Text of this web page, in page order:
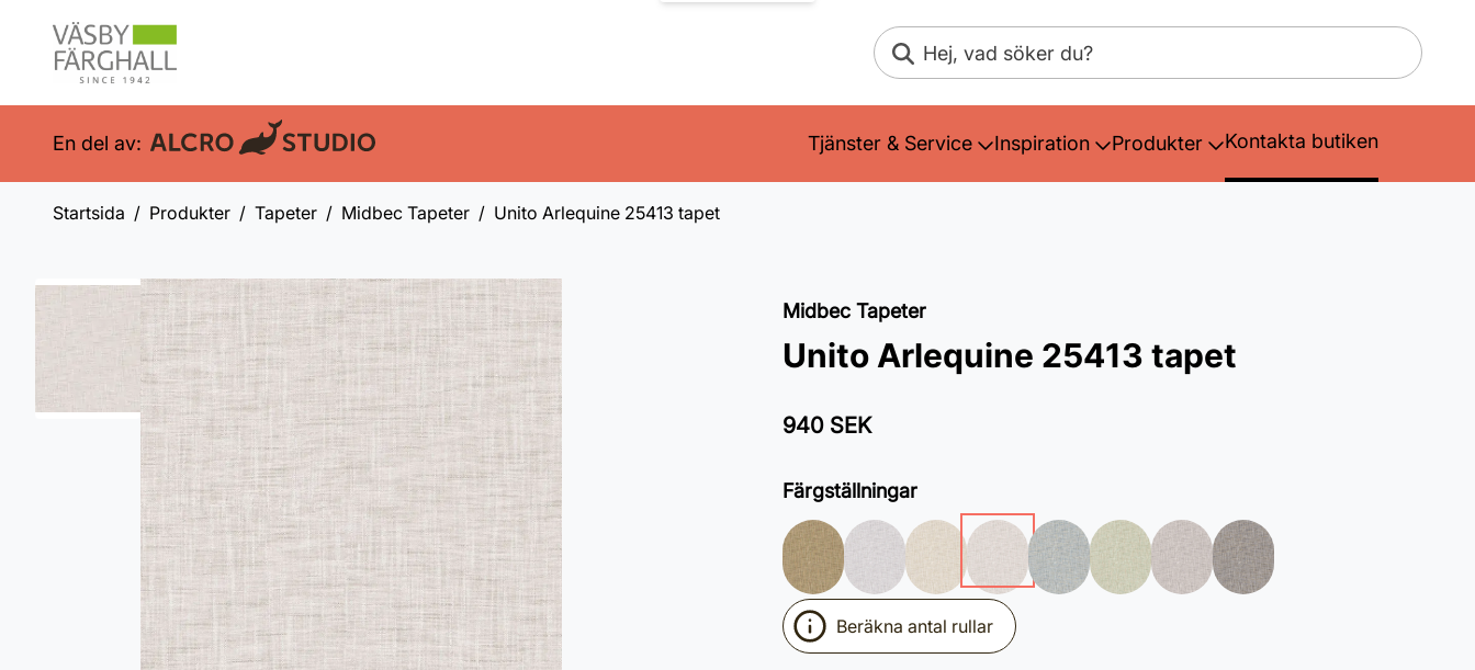
Sök
En del av: Tjänster & Service Inspiration Produkter Kontakta butiken
Startsida Produkter Tapeter Midbec Tapeter Unito Arlequine 25413 tapet
Midbec Tapeter
Unito Arlequine 25413 tapet
940 SEK
Färgställningar
Beräkna antal rullar